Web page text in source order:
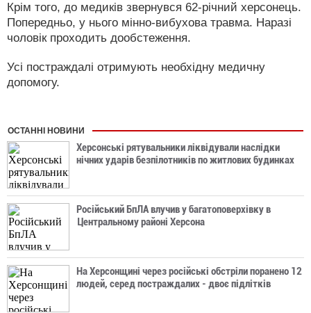
Крім того, до медиків звернувся 62-річний херсонець.
Попередньо, у нього мінно-вибухова травма. Наразі
чоловік проходить дообстеження.
Усі постраждалі отримують необхідну медичну
допомогу.
ОСТАННІ НОВИНИ
Херсонські рятувальники ліквідували наслідки
нічних ударів безпілотників по житлових будинках
Російський БпЛА влучив у багатоповерхівку в
Центральному районі Херсона
На Херсонщині через російські обстріли поранено 12
людей, серед постраждалих - двоє підлітків